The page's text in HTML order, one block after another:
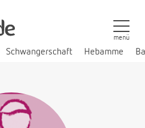
Schwangerschaft Hebamme
menü